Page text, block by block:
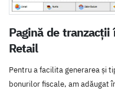
Pagină de tranzacții
Retail
Pentru a facilita generarea și
bonurilor fiscale, am adăugat